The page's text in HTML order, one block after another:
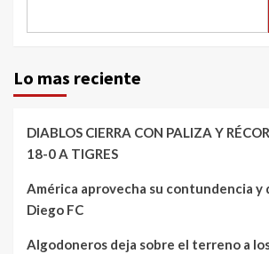
Lo mas reciente
DIABLOS CIERRA CON PALIZA Y
18-0 A TIGRES
América aprovecha su contundencia y
Diego FC
Algodoneros deja sobre el terreno a